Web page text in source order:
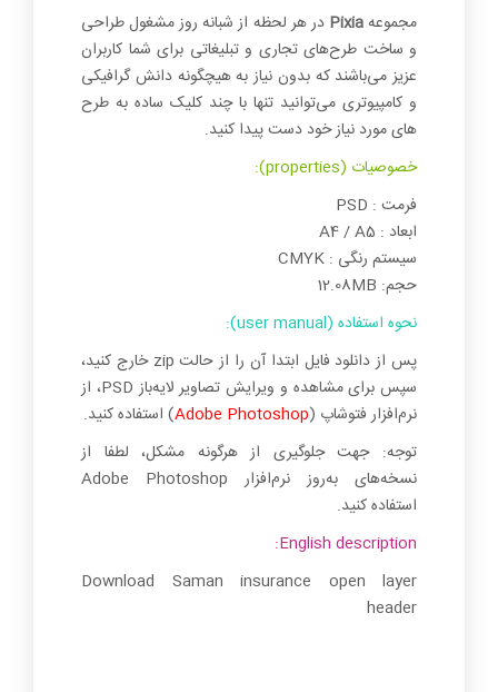
مجموعهPixia در هر لحظه از شبانه روز مشغول طراحی
و ساخت طرح‌های تجاری و تبلیغاتی برای شما کاربران
عزیز می‌باشند که بدون نیاز به هیچگونه دانش گرافیکی
و کامپیوتری می‌توانید تنها با چند کلیک ساده به طرح
های مورد نیاز خود دست پیدا کنید.
خصوصیات (properties):
فرمت : PSD
ابعاد : A4 / A5
سیستم رنگی : CMYK
حجم: 12.08MB
نحوه استفاده (user manual):
پس از دانلود فایل ابتدا آن را از حالت zip خارج کنید،
سپس برای مشاهده و ویرایش تصاویر لایه‌باز PSD، از
نرم‌افزار فتوشاپ (Adobe Photoshop) استفاده کنید.
توجه: جهت جلوگیری از هرگونه مشکل، لطفا از
نسخه‌های به‌روز نرم‌افزار Adobe Photoshop
استفاده کنید.
English description:
Download Saman insurance open layer
header